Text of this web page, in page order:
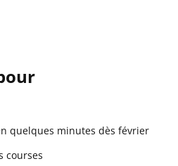
quelques minutes dès février
courses